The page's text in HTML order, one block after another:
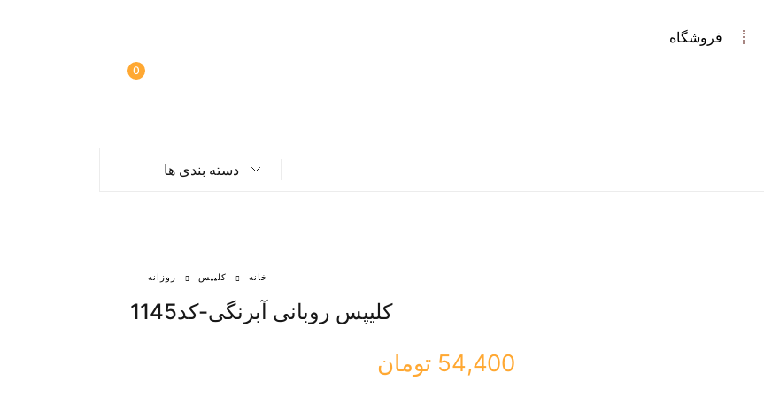
فروشگاه
0
دسته بندی ها
خانه کلیپس روزانه
کلیپس روبانی آبرنگی-کد1145
54,400 تومان